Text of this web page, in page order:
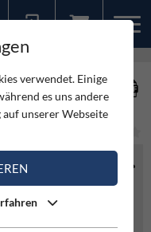
verwendet. Einige
es uns andere
unserer Webseite